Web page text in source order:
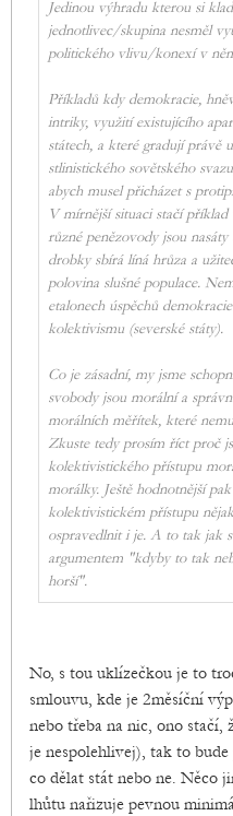
Jedinou výhradu kterou si
jednotlivec/skupina nesměl
politického vlivu/konexí v
Příkladů kdy demokracie,
intriky, využití existujícího
státech, a které gradují právě
stlinistického sovětského
abych musel přicházet s
V mírnější situaci stačí příklad
různé penězovody jsou
drobky sbírá líná hrůza a
polovina slušné populace.
etalonech úspěchů
kolektivismu (severské státy).
Co je zásadní, my jsme
svobody jsou morální a
morálních měřítek, které
Zkuste tedy prosím říct proč
kolektivistického přístupu
morálky. Ještě hodnotnější
kolektivistickém přístupu
ospravedlnit i je. A to tak jak
argumentem "kdyby to tak
horší".
No, s tou uklízečkou je to
smlouvu, kde je 2měsíční
nebo třeba na nic, ono stačí,
je nespolehlivej), tak to
co dělat stát nebo ne. Něco
lhůtu nařizuje pevnou